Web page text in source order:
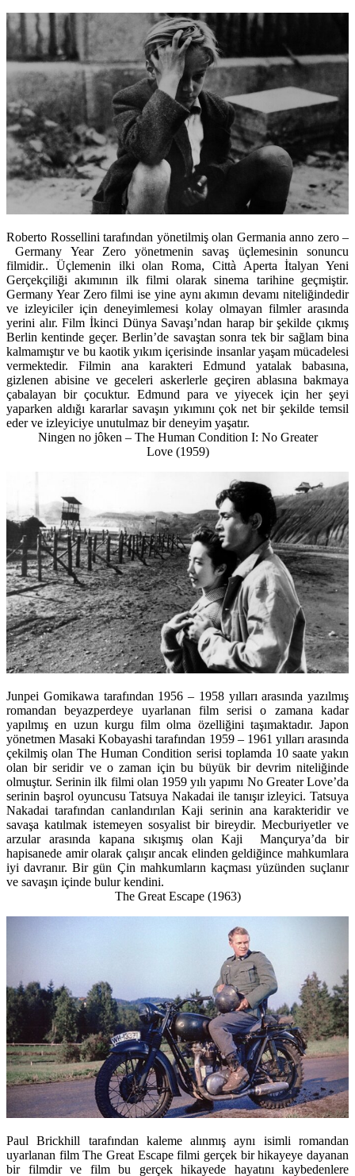
Roberto Rossellini tarafından yönetilmiş olan Germania anno zero –
Germany Year Zero yönetmenin savaş üçlemesinin sonuncu
filmidir.. Üçlemenin ilki olan Roma, Città Aperta İtalyan Yeni
Gerçekçiliği akımının ilk filmi olarak sinema tarihine geçmiştir.
Germany Year Zero filmi ise yine aynı akımın devamı niteliğindedir
ve izleyiciler için deneyimlemesi kolay olmayan filmler arasında
yerini alır. Film İkinci Dünya Savaşı’ndan harap bir şekilde çıkmış
Berlin kentinde geçer. Berlin’de savaştan sonra tek bir sağlam bina
kalmamıştır ve bu kaotik yıkım içerisinde insanlar yaşam mücadelesi
vermektedir. Filmin ana karakteri Edmund yatalak babasına,
gizlenen abisine ve geceleri askerlerle geçiren ablasına bakmaya
çabalayan bir çocuktur. Edmund para ve yiyecek için her şeyi
yaparken aldığı kararlar savaşın yıkımını çok net bir şekilde temsil
eder ve izleyiciye unutulmaz bir deneyim yaşatır.
Ningen no jôken – The Human Condition I: No Greater
Love (1959)
Junpei Gomikawa tarafından 1956 – 1958 yılları arasında yazılmış
romandan beyazperdeye uyarlanan film serisi o zamana kadar
yapılmış en uzun kurgu film olma özelliğini taşımaktadır. Japon
yönetmen Masaki Kobayashi tarafından 1959 – 1961 yılları arasında
çekilmiş olan The Human Condition serisi toplamda 10 saate yakın
olan bir seridir ve o zaman için bu büyük bir devrim niteliğinde
olmuştur. Serinin ilk filmi olan 1959 yılı yapımı No Greater Love’da
serinin başrol oyuncusu Tatsuya Nakadai ile tanışır izleyici. Tatsuya
Nakadai tarafından canlandırılan Kaji serinin ana karakteridir ve
savaşa katılmak istemeyen sosyalist bir bireydir. Mecburiyetler ve
arzular arasında kapana sıkışmış olan Kaji Mançurya’da bir
hapisanede amir olarak çalışır ancak elinden geldiğince mahkumlara
iyi davranır. Bir gün Çin mahkumların kaçması yüzünden suçlanır
ve savaşın içinde bulur kendini.
The Great Escape (1963)
Paul Brickhill tarafından kaleme alınmış aynı isimli romandan
uyarlanan film The Great Escape filmi gerçek bir hikayeye dayanan
bir filmdir ve film bu gerçek hikayede hayatını kaybedenlere